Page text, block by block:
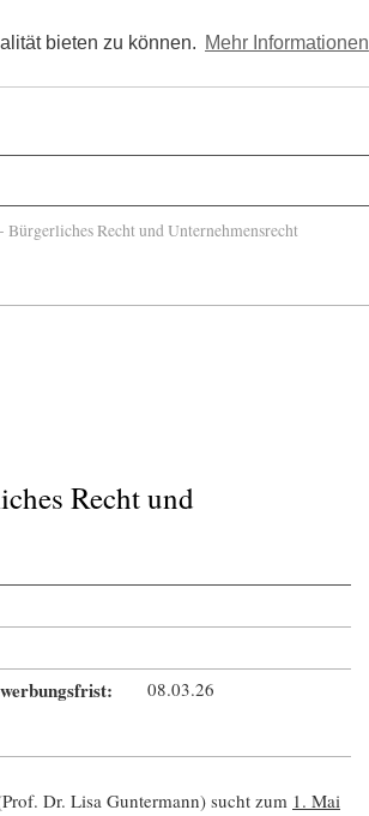
bieten zu können. Mehr Informationen
Kostenlos registrieren
Recht und Unternehmensrecht
Recht und
08.03.26
Dr. Lisa Guntermann) sucht zum 1. Mai